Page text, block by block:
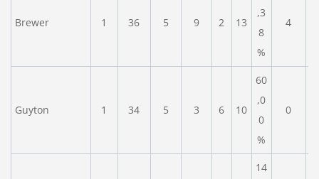
Brewer 1 36 5 9 2 13
,3
8
%
4
Guyton 1 34 5 3 6 10
60
,0
0
%
0
14